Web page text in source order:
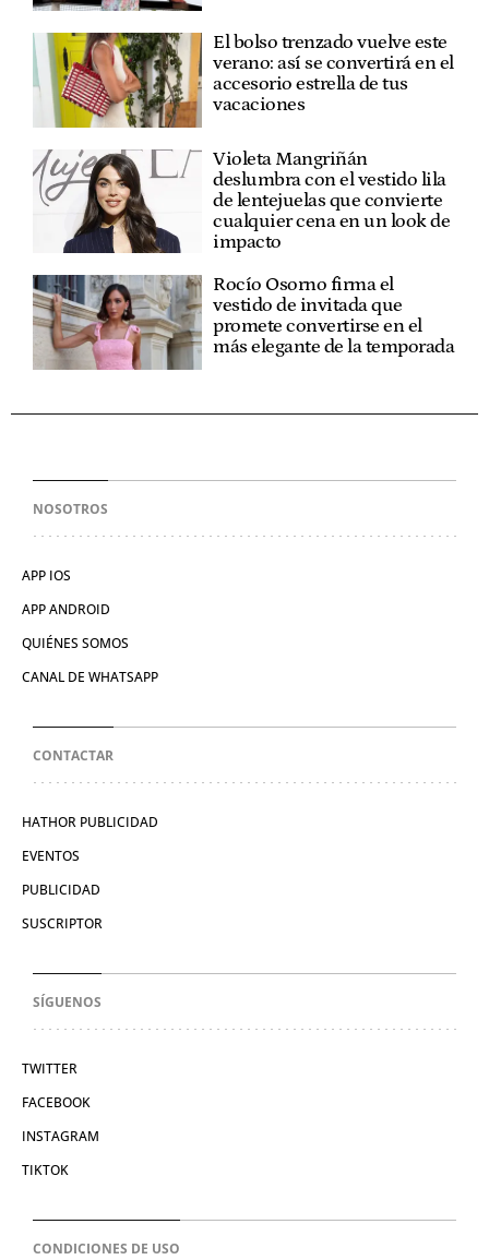
El bolso trenzado vuelve este
verano: así se convertirá en el
accesorio estrella de tus
vacaciones
Violeta Mangriñán
deslumbra con el vestido lila
de lentejuelas que convierte
cualquier cena en un look de
impacto
Rocío Osorno firma el
vestido de invitada que
promete convertirse en el
más elegante de la temporada
NOSOTROS
APP IOS
APP ANDROID
QUIÉNES SOMOS
CANAL DE WHATSAPP
CONTACTAR
HATHOR PUBLICIDAD
EVENTOS
PUBLICIDAD
SUSCRIPTOR
SÍGUENOS
TWITTER
FACEBOOK
INSTAGRAM
TIKTOK
CONDICIONES DE USO